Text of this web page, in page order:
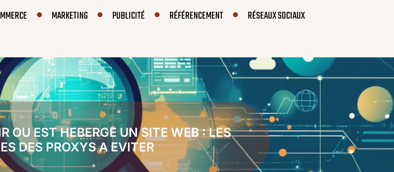
MARKETING PUBLICITÉ RÉFÉRENCEMENT RÉSEAUX SOCIAUX
OU EST HEBERGE UN SITE WEB : LES
DES PROXYS A EVITER